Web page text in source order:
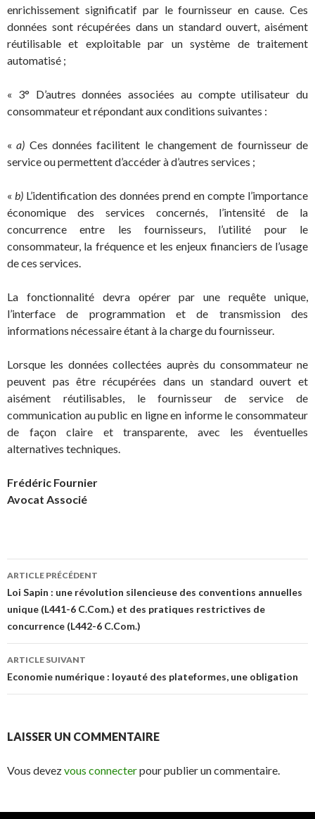
enrichissement significatif par le fournisseur en cause. Ces
données sont récupérées dans un standard ouvert, aisément
réutilisable et exploitable par un système de traitement
automatisé ;
« 3° D’autres données associées au compte utilisateur du
consommateur et répondant aux conditions suivantes :
«a) Ces données facilitent le changement de fournisseur de
service ou permettent d’accéder à d’autres services ;
« b) L’identification des données prend en compte l’importance
économique des services concernés, l’intensité de la
concurrence entre les fournisseurs, l’utilité pour le
consommateur, la fréquence et les enjeux financiers de l’usage
de ces services.
La fonctionnalité devra opérer par une requête unique,
l’interface de programmation et de transmission des
informations nécessaire étant à la charge du fournisseur.
Lorsque les données collectées auprès du consommateur ne
peuvent pas être récupérées dans un standard ouvert et
aisément réutilisables, le fournisseur de service de
communication au public en ligne en informe le consommateur
de façon claire et transparente, avec les éventuelles
alternatives techniques.
Frédéric Fournier
Avocat Associé
Navigation
des
articles
ARTICLE PRÉCÉDENT
Loi Sapin : une révolution silencieuse des conventions annuelles
unique (L441-6 C.Com.) et des pratiques restrictives de
concurrence (L442-6 C.Com.)
ARTICLE SUIVANT
Economie numérique : loyauté des plateformes, une obligation
LAISSER UN COMMENTAIRE
Vous devezvous connecterpour publier un commentaire.